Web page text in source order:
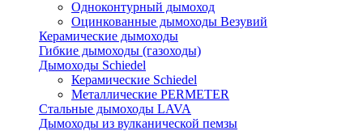
Одноконтурный дымоход
Оцинкованные дымоходы Везувий
Керамические дымоходы
Гибкие дымоходы (газоходы)
Дымоходы Schiedel
Керамические Schiedel
Металлические PERMETER
Стальные дымоходы LAVA
Дымоходы из вулканической пемзы